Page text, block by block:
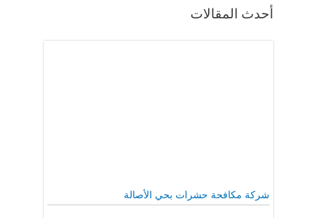
أحدث المقالات
شركة مكافحة حشرات بحي الأصالة